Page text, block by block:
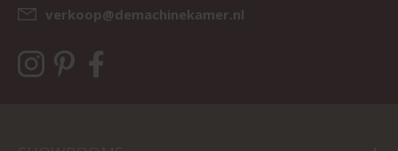
verkoop@demachinekamer.nl